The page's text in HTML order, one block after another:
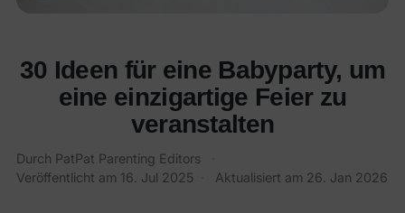
30 Ideen für eine Babyparty, um
eine einzigartige Feier zu
veranstalten
Durch PatPat Parenting Editors
Veröffentlicht am 16. Jul 2025 Aktualisiert am 26. Jan 2026